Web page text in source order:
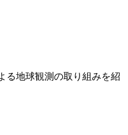
る地球観測の取り組みを紹